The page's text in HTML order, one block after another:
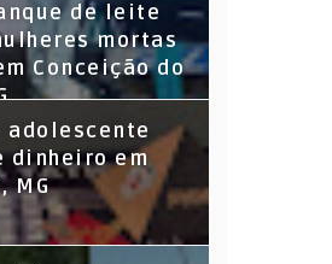
de leite
mortas
Conceição do
adolescente
dinheiro em
MG